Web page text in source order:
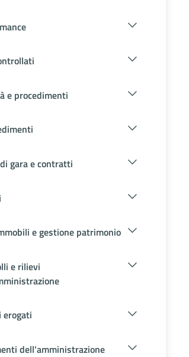
e procedimenti
gara e contratti
e gestione patrimonio
e rilievi
erogati
dell'amministrazione